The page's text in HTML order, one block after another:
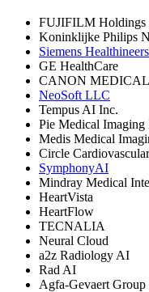
FUJIFILM Holdings
Koninklijke Philips
Siemens
GE HealthCare
CANON
NeoSoft LLC
Tempus AI Inc.
Pie Medical Imaging
Medis Medical
Circle
SymphonyAI
Mindray Medical
HeartVista
HeartFlow
TECNALIA
Neural Cloud
a2z Radiology AI
Rad AI
Agfa‑Gevaert Group